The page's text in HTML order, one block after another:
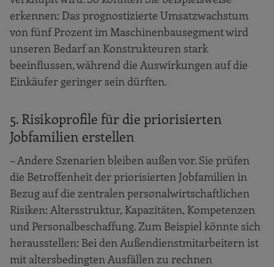
erkennen: Das prognostizierte Umsatzwachstum
von fünf Prozent im Maschinenbausegment wird
unseren Bedarf an Konstrukteuren stark
beeinflussen, während die Auswirkungen auf die
Einkäufer geringer sein dürften.
5. Risikoprofile für die priorisierten
Jobfamilien erstellen
– Andere Szenarien bleiben außen vor. Sie prüfen
die Betroffenheit der priorisierten Jobfamilien in
Bezug auf die zentralen personalwirtschaftlichen
Risiken: Altersstruktur, Kapazitäten, Kompetenzen
und Personalbeschaffung. Zum Beispiel könnte sich
herausstellen: Bei den Außendienstmitarbeitern ist
mit altersbedingten Ausfällen zu rechnen